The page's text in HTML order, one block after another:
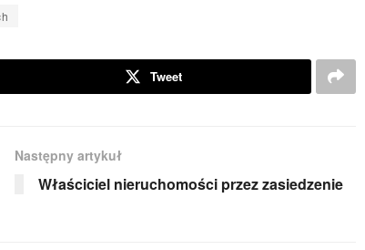
Tweet
Następny artykuł
Właściciel nieruchomości przez zasiedzenie